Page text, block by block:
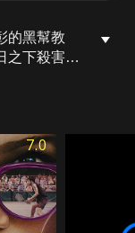
的黑幫教
之下殺害七
，在面對
怎麼樣難以
7.0